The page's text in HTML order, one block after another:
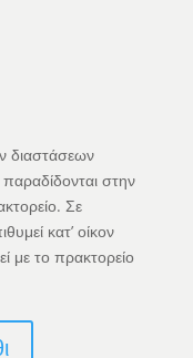
διαστάσεων
παραδίδονται στην
Σε
κατ’ οίκον
με το πρακτορείο